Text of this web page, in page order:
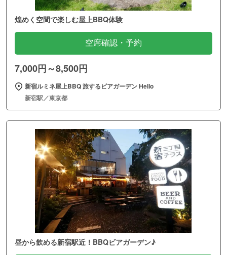
煌めく空間で楽しむ屋上BBQ体験
空席確認・予約
7,000円～8,500円
新宿ルミネ屋上BBQ 旅するビアガーデン Hello
新宿駅／東京都
昼から飲める新宿駅近！BBQビアガーデン♪